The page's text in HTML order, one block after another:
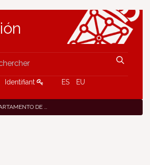
Identifiant ES EU
OTRAS 225 NUEVAS CONTRATACIONES DE PERSONAL DOCENTE